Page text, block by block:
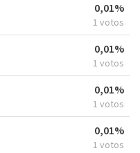
0,01%
1 votos
0,01%
1 votos
0,01%
1 votos
0,01%
1 votos